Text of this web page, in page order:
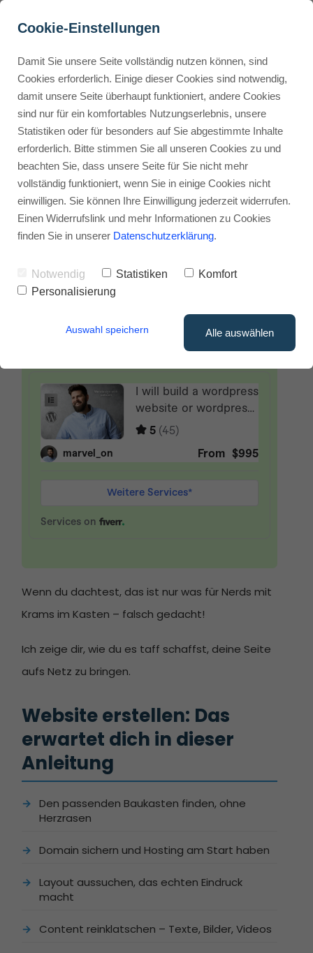
Buyer Personas erstellen
Landingpage optimieren
Internal Linking Tool
Wie erstelle ich eine
Website 2025?
Werbehinweis: Links mit Sternchen (*) sind Affiliate-Links. Kaufst
du darüber ein, erhalte ich eine Provision – ohne Mehrkosten für
dich.
Stephan Ochmann
Hexenwerk, sondern wirklich machbar.
Ohne Programmier-Skills, versprochen.
Website erstellen lassen
Wenn du dachtest, das ist nur was für Nerds mit
Krams im Kasten – falsch gedacht!
Ich zeige dir, wie du es taff schaffst, deine Seite
aufs Netz zu bringen.
Website erstellen: Das
erwartet dich in dieser
Anleitung
Den passenden Baukasten finden, ohne
Herzrasen
Domain sichern und Hosting am Start haben
Layout aussuchen, das echten Eindruck
macht
Content reinklatschen – Texte, Bilder, Videos
Cookie-Einstellungen
Damit Sie unsere Seite vollständig nutzen können, sind
Cookies erforderlich. Einige dieser Cookies sind notwendig,
damit unsere Seite überhaupt funktioniert, andere Cookies
sind nur für ein komfortables Nutzungserlebnis, unsere
Statistiken oder für besonders auf Sie abgestimmte Inhalte
erforderlich. Bitte stimmen Sie all unseren Cookies zu und
beachten Sie, dass unsere Seite für Sie nicht mehr
vollständig funktioniert, wenn Sie in einige Cookies nicht
einwilligen. Sie können Ihre Einwilligung jederzeit widerrufen.
Einen Widerrufslink und mehr Informationen zu Cookies
finden Sie in unserer Datenschutzerklärung.
Notwendig Statistiken
Komfort
Personalisierung
Auswahl speichern Alle auswählen